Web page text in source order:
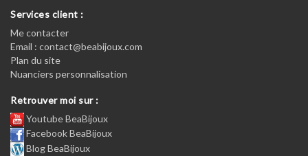
Services client :
Me contacter
Email : contact@beabijoux.com
Plan du site
Nuanciers personnalisation
Retrouver moi sur :
Youtube BeaBijoux
Facebook BeaBijoux
Blog BeaBijoux